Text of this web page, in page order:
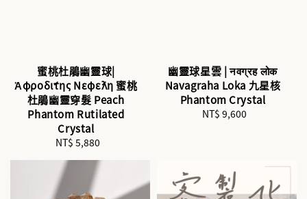
蜜桃杜鵑幽靈球|
Ἀφροδίτης Νεφέλη 蜜桃
杜鵑幽靈穿髮 Peach
Phantom Rutilated
Crystal
Regular
price
NT$ 5,880
幽靈球星雲 | नवग्रह लोक
Navagraha Loka 九星核
Phantom Crystal
Regular
NT$ 9,600